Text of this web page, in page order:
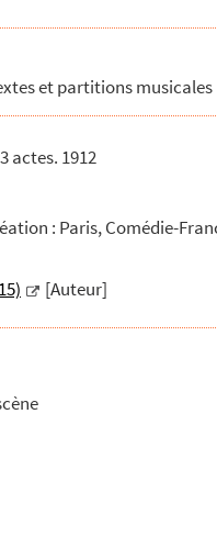
et partitions musicales
actes. 1912
: Paris, Comédie-
[Auteur]